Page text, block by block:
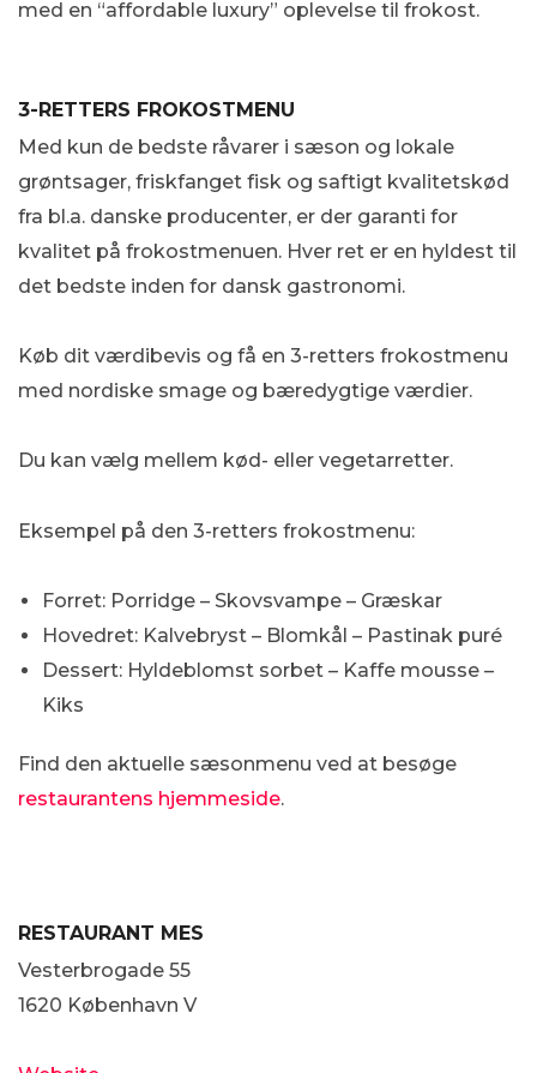
med en “affordable luxury” oplevelse til frokost.
3-RETTERS FROKOSTMENU
Med kun de bedste råvarer i sæson og lokale
grøntsager, friskfanget fisk og saftigt kvalitetskød
fra bl.a. danske producenter, er der garanti for
kvalitet på frokostmenuen. Hver ret er en hyldest til
det bedste inden for dansk gastronomi.
Køb dit værdibevis og få en 3-retters frokostmenu
med nordiske smage og bæredygtige værdier.
Du kan vælg mellem kød- eller vegetarretter.
Eksempel på den 3-retters frokostmenu:
Forret: Porridge – Skovsvampe – Græskar
Hovedret: Kalvebryst – Blomkål – Pastinak puré
Dessert: Hyldeblomst sorbet – Kaffe mousse –
Kiks
Find den aktuelle sæsonmenu ved at besøge
restaurantens hjemmeside.
RESTAURANT MES
Vesterbrogade 55
1620 København V